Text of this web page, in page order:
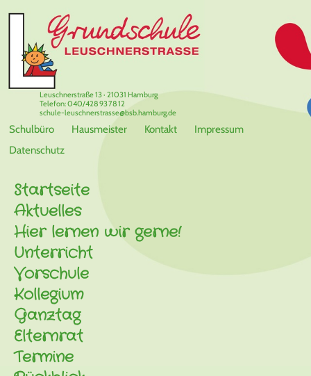
Schulbüro Hausmeister Kontakt
Impressum
Datenschutz
Leuschnerstraße 13 · 21031 Hamburg
Telefon: 040/428 93 78 12
schule-leuschnerstrasse@bsb.hamburg.de
Startseite
Aktuelles
Hier lernen wir gerne!
Unterricht
Vorschule
Kollegium
Ganztag
Elternrat
Termine